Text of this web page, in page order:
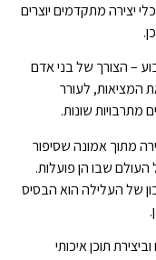
יצירה מתקדמים יוצרים
– הצורך של בני אדם
המציאות, לעורר
מתרבויות שונות.
מתוך אמונה שסיפור
שבו הן פועלות.
של העלילה הוא הבסיס
תוכן איכותי